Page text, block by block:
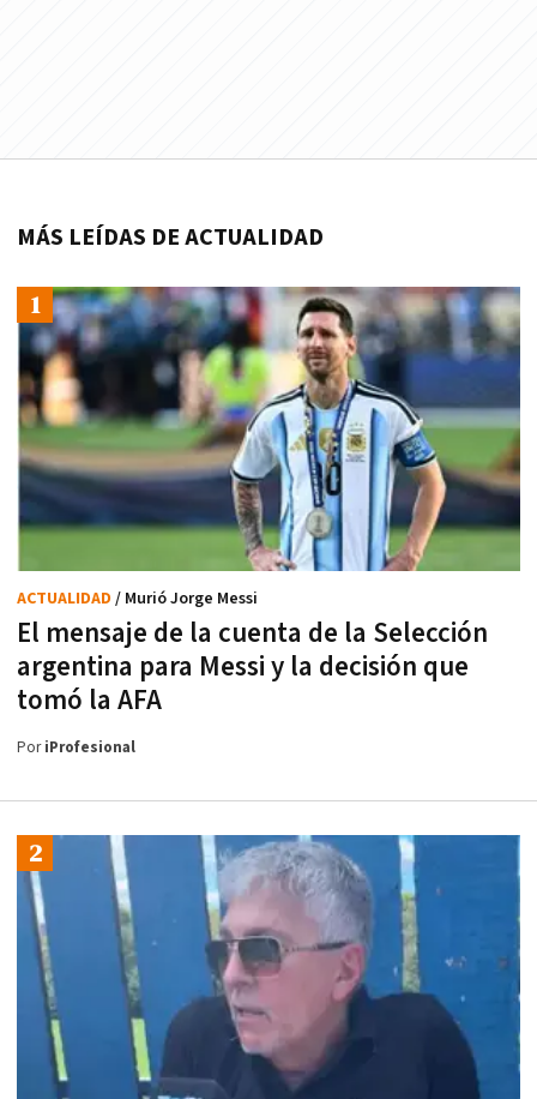
MÁS LEÍDAS DE ACTUALIDAD
El mensaje de la cuenta de la Selección
argentina para Messi y la decisión que
tomó la AFA
ACTUALIDAD / Murió Jorge Messi
PoriProfesional